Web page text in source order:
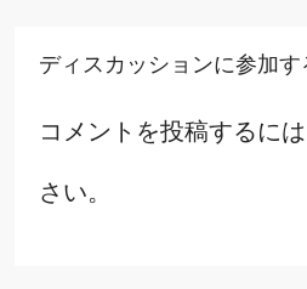
ディスカッションに参加す
コメントを投稿するには
さい。